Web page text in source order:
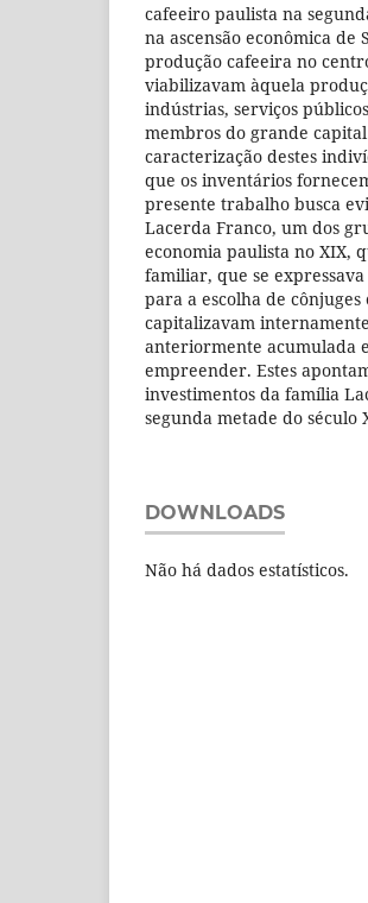
cafeeiro paulista na
na ascensão econômica de
produção cafeeira no
viabilizavam àquela
indústrias, serviços
membros do grande
caracterização destes
que os inventários
presente trabalho busca
Lacerda Franco, um dos
economia paulista no XIX,
familiar, que se
para a escolha de
capitalizavam
anteriormente acumulada
empreender. Estes
investimentos da família
segunda metade do século
DOWNLOADS
Não há dados estatísticos.